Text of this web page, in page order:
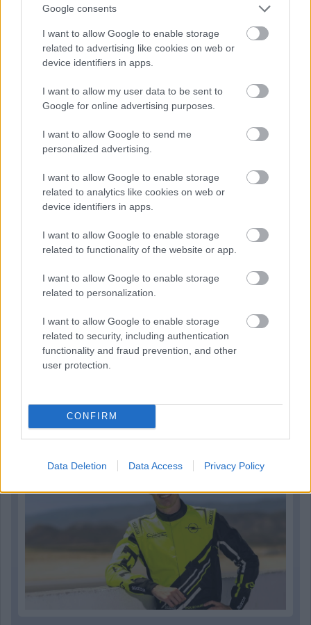
Google consents
I want to allow Google to enable storage
related to advertising like cookies on web or
device identifiers in apps.
I want to allow my user data to be sent to
Google for online advertising purposes.
I want to allow Google to send me
personalized advertising.
I want to allow Google to enable storage
related to analytics like cookies on web or
device identifiers in apps.
I want to allow Google to enable storage
related to functionality of the website or app.
I want to allow Google to enable storage
related to personalization.
I want to allow Google to enable storage
related to security, including authentication
functionality and fraud prevention, and other
user protection.
CONFIRM
Data Deletion Data Access Privacy Policy
Ilyen lehet a jövő F1-es szabályrendszere Domenicali
szerint
2 napja
Újabb korábbi F2-es bajnok folytatja a Formula-E-ben